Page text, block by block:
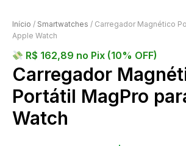
Início / Smartwatches / Carregador Magnético
Apple Watch
R$ 162,89 no Pix (10% OFF)
Carregador
Portátil MagPro
Watch